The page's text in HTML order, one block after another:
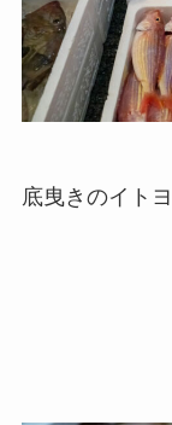
底曳きのイトヨ